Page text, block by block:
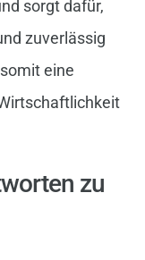
sorgt dafür,
zuverlässig
eine
zu